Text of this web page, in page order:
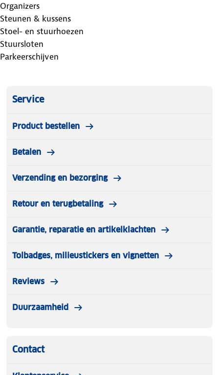
Organizers
Steunen & kussens
Stoel- en stuurhoezen
Stuursloten
Parkeerschijven
Service
Product bestellen
Betalen
Verzending en bezorging
Retour en terugbetaling
Garantie, reparatie en artikelklachten
Tolbadges, milieustickers en vignetten
Reviews
Duurzaamheid
Contact